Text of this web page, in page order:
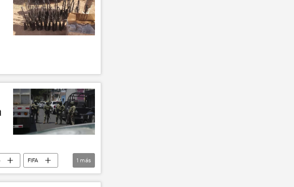
FIFA
1 más